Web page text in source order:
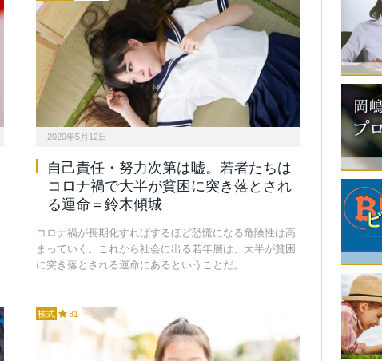
2020年5月12日
自己責任・努力次第は嘘。若者たちは
コロナ禍で大半が貧困に突き落とされ
る運命＝鈴木傾城
コロナ禍が長期化すればするほど恐慌になる危険性は高
まっていく。これから社会に出る若年層は、大半が貧困
に突き落とされる運命にあるということだ。
株式 81